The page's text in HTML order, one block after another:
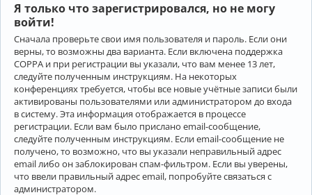
Я только что зарегистрировался, но не могу
войти!
Сначала проверьте свои имя пользователя и пароль. Если они
верны, то возможны два варианта. Если включена поддержка
COPPA и при регистрации вы указали, что вам менее 13 лет,
следуйте полученным инструкциям. На некоторых
конференциях требуется, чтобы все новые учётные записи были
активированы пользователями или администратором до входа
в систему. Эта информация отображается в процессе
регистрации. Если вам было прислано email-сообщение,
следуйте полученным инструкциям. Если email-сообщение не
получено, то возможно, что вы указали неправильный адрес
email либо он заблокирован спам-фильтром. Если вы уверены,
что ввели правильный адрес email, попробуйте связаться с
администратором.